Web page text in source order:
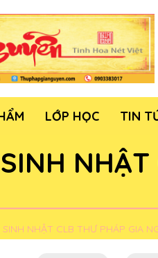
LỚP HỌC TIN
NHẬT CLB THƯ PHÁP GIA